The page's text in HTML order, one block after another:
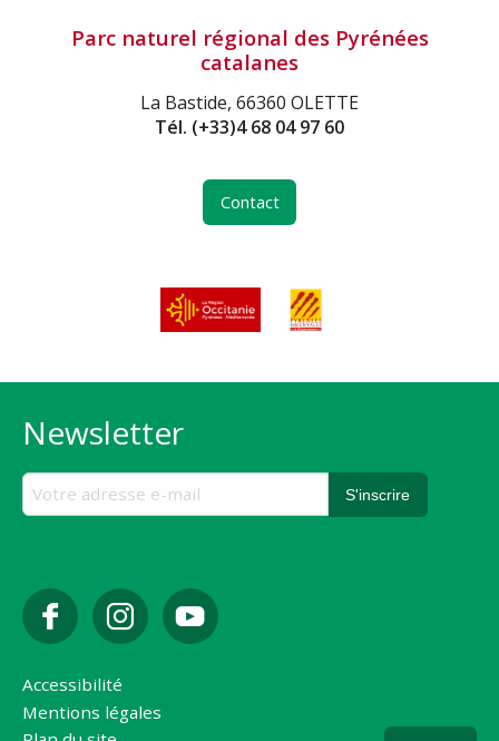
Parc naturel régional des Pyrénées
catalanes
La Bastide, 66360 OLETTE
Tél. (+33)4 68 04 97 60
Contact
Newsletter
Accessibilité
Mentions légales